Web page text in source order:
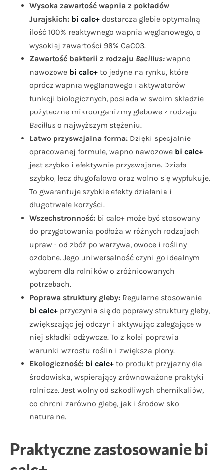
Wysoka zawartość wapnia z pokładów
Jurajskich: bi calc+ dostarcza glebie optymalną
ilość 100% reaktywnego wapnia węglanowego, o
wysokiej zawartości 98% CaCO3.
Zawartość bakterii z rodzaju Bacillus: wapno
nawozowe bi calc+ to jedyne na rynku, które
oprócz wapnia węglanowego i aktywatorów
funkcji biologicznych, posiada w swoim składzie
pożyteczne mikroorganizmy glebowe z rodzaju
Bacillus o najwyższym stężeniu.
Łatwo przyswajalna forma: Dzięki specjalnie
opracowanej formule, wapno nawozowe bi calc+
jest szybko i efektywnie przyswajane. Działa
szybko, lecz długofalowo oraz wolno się wypłukuje.
To gwarantuje szybkie efekty działania i
długotrwałe korzyści.
Wszechstronność: bi calc+ może być stosowany
do przygotowania podłoża w różnych rodzajach
upraw - od zbóż po warzywa, owoce i rośliny
ozdobne. Jego uniwersalność czyni go idealnym
wyborem dla rolników o zróżnicowanych
potrzebach.
Poprawa struktury gleby: Regularne stosowanie
bi calc+ przyczynia się do poprawy struktury gleby,
zwiększając jej odczyn i aktywując zalegające w
niej składki odżywcze. To z kolei poprawia
warunki wzrostu roślin i zwiększa plony.
Ekologiczność: bi calc+ to produkt przyjazny dla
środowiska, wspierający zrównoważone praktyki
rolnicze. Jest wolny od szkodliwych chemikaliów,
co chroni zarówno glebę, jak i środowisko
naturalne.
Praktyczne zastosowanie bi